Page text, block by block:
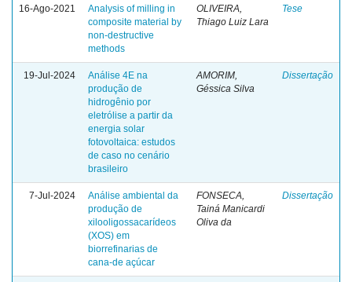
16-Ago-2021
Analysis of milling in
composite material by
non-destructive
methods
OLIVEIRA,
Thiago Luiz Lara
Tese
19-Jul-2024
Análise 4E na
produção de
hidrogênio por
eletrólise a partir da
energia solar
fotovoltaica: estudos
de caso no cenário
brasileiro
AMORIM,
Géssica Silva
Dissertação
7-Jul-2024
Análise ambiental da
produção de
xilooligossacarídeos
(XOS) em
biorrefinarias de
cana-de açúcar
FONSECA,
Tainá Manicardi
Oliva da
Dissertação